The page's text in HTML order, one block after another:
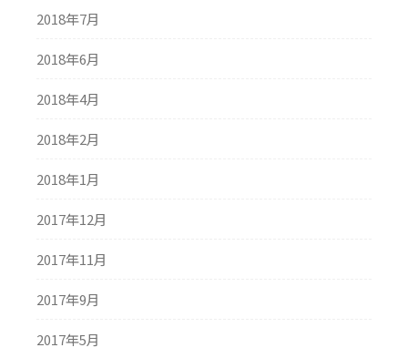
2018年7月
2018年6月
2018年4月
2018年2月
2018年1月
2017年12月
2017年11月
2017年9月
2017年5月